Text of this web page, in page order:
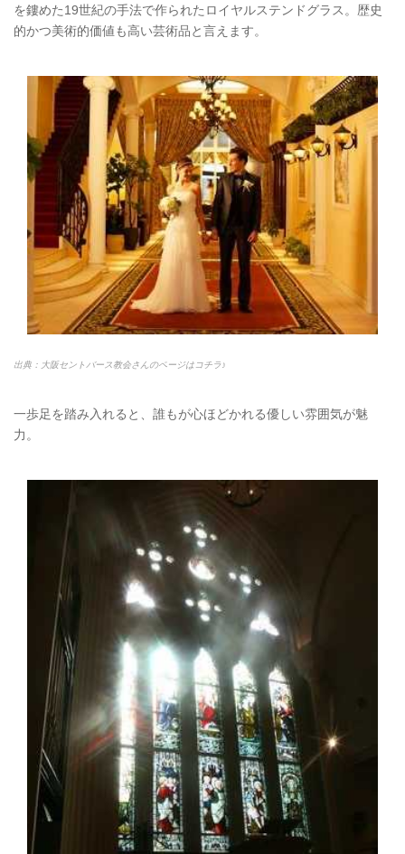
を鏤めた19世紀の手法で作られたロイヤルステンドグラス。歴史
的かつ美術的価値も高い芸術品と言えます。
出典：大阪セントバース教会さんのページはコチラ♪
一歩足を踏み入れると、誰もが心ほどかれる優しい雰囲気が魅
力。